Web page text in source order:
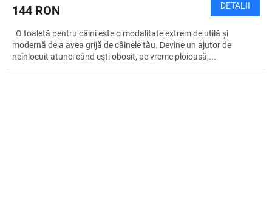
144 RON DETALII
O toaletă pentru câini este o modalitate extrem de utilă și
modernă de a avea grijă de câinele tău. Devine un ajutor de
neînlocuit atunci când ești obosit, pe vreme ploioasă,...